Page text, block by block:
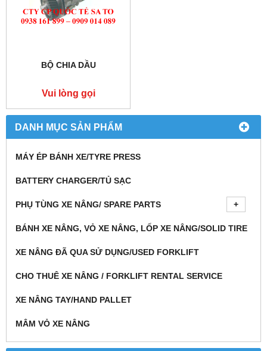
DANH MỤC SẢN PHẨM
MÁY ÉP BÁNH XE/TYRE PRESS
BATTERY CHARGER/TỦ SẠC
PHỤ TÙNG XE NÂNG/ SPARE PARTS
BÁNH XE NÂNG, VỎ XE NÂNG, LỐP XE NÂNG/SOLID TIRE
XE NÂNG ĐÃ QUA SỬ DỤNG/USED FORKLIFT
CHO THUÊ XE NÂNG / FORKLIFT RENTAL SERVICE
XE NÂNG TAY/HAND PALLET
MÂM VỎ XE NÂNG
BỘ CHIA DẦU
Vui lòng gọi